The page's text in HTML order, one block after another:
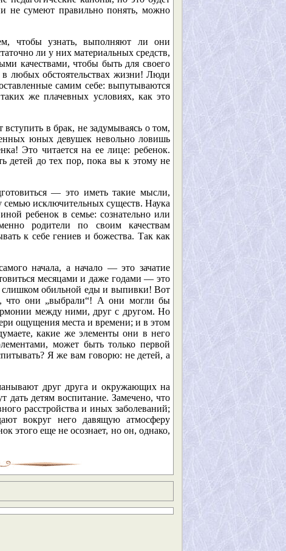
не сумеют правильно понять, можно
чтобы узнать, выполняют ли они
ли у них материальных средств,
качествами, чтобы быть для своего
любых обстоятельствах жизни! Люди
самим себе: выпутываются
же плачевных условиях, как это
в брак, не задумываясь о том,
юных девушек невольно ловишь
Это читается на ее лице: ребенок.
детей до тех пор, пока вы к этому не
— это иметь такие мысли,
семью исключительных существ. Наука
ребенок в семье: сознательно или
родители по своим качествам
к себе гениев и божества. Так как
начала, а начало — это зачатие
месяцами и даже годами — это
слишком обильной еды и выпивки! Вот
что они „выбрали“! А они могли бы
между ними, друг с другом. Но
ощущения места и времени; и в этом
какие же элементы они в него
может быть только первой
Я же вам говорю: не детей, а
друг друга и окружающих на
дать детям воспитание. Замечено, что
расстройства и иных заболеваний;
вокруг него давящую атмосферу
этого еще не осознает, но он, однако,